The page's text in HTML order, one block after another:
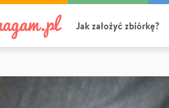
Jak założyć zbiórkę?